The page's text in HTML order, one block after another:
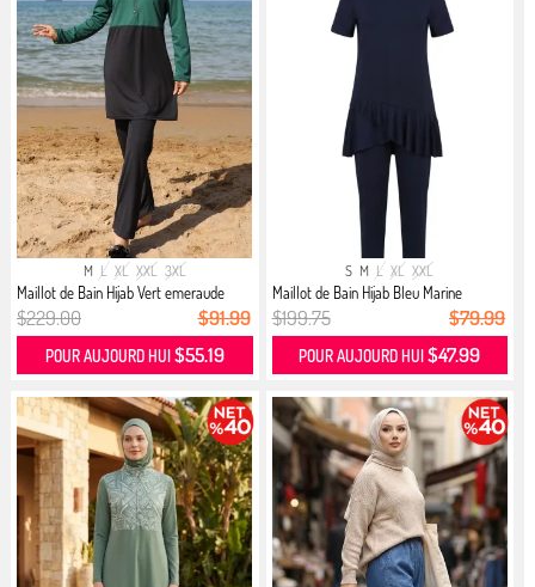
M L XL XXL 3XL
Maillot de Bain Hijab Vert emeraude
$229.00 $91.99
POUR AUJOURD HUI$55.19
S M L XL XXL
Maillot de Bain Hijab Bleu Marine
$199.75 $79.99
POUR AUJOURD HUI$47.99